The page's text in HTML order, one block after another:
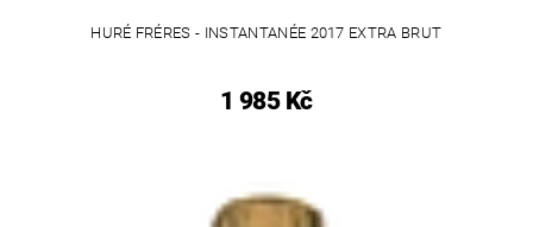
HURÉ FRÉRES - INSTANTANÉE 2017 EXTRA BRUT
1 985 Kč